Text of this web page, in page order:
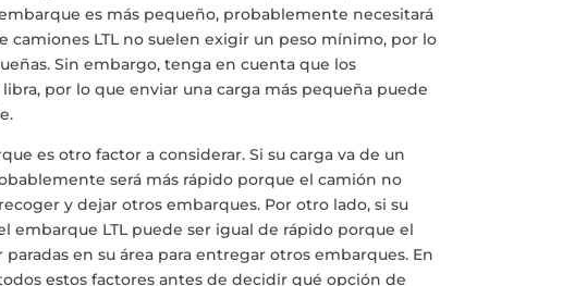
es más pequeño, probablemente necesitará
camiones LTL no suelen exigir un peso mínimo, por lo
Sin embargo, tenga en cuenta que los
por lo que enviar una carga más pequeña puede
es otro factor a considerar. Si su carga va de un
será más rápido porque el camión no
y dejar otros embarques. Por otro lado, si su
embarque LTL puede ser igual de rápido porque el
en su área para entregar otros embarques. En
estos factores antes de decidir qué opción de